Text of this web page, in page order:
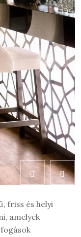
friss és helyi
amelyek